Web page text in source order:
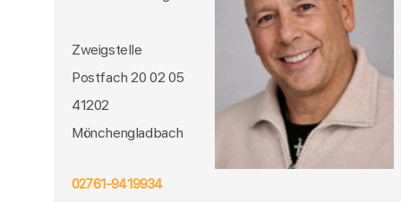
Zweigstelle
Postfach 20 02 05
41202
Mönchengladbach
02761-9419934